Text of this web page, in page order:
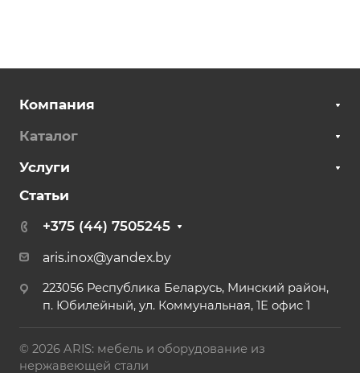
Компания
Каталог
Услуги
Статьи
+375 (44) 7505245
aris.inox@yandex.by
223056 Республика Беларусь, Минский район,
п. Юбилейный, ул. Коммунальная, 1Е офис 1
© 2026 ARIS: мебель и оборудование из
нержавеющей стали